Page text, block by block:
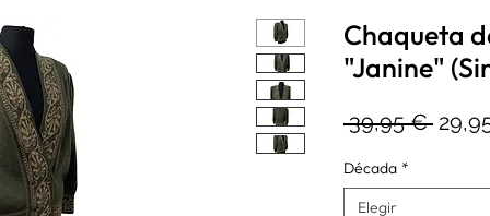
Chaqueta
"Janine"
39,95 €
Década *
Elegir